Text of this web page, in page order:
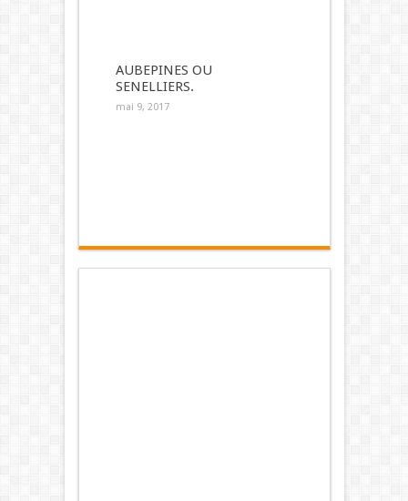
AUBEPINES OU
SENELLIERS.
mai 9, 2017